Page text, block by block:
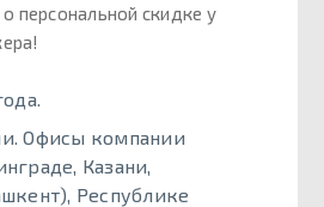
о персональной скидке у
Офисы компании
Казани,
Республике